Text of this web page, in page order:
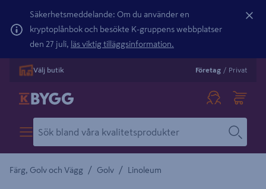
Säkerhetsmeddelande: Om du använder en
kryptoplånbok och besökte K-gruppens webbplatser
den 27 juli, läs viktig tilläggsinformation.
Välj butik Företag / Privat
Färg, Golv och Vägg / Golv / Linoleum